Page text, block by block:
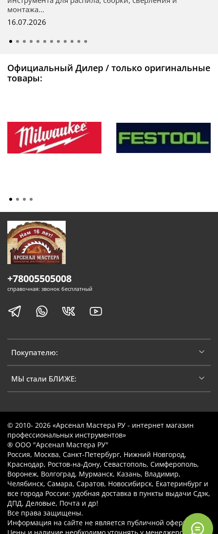
монтажа...
16.07.2026
Официальный Дилер / только оригинальные
товары:
Покупателю:
МЫ стали БЛИЖЕ:
+78005505008
справочная: звонок бесплатный
© 2010- 2026 «Арсенал Мастера РУ - интернет магазин
профессиональных инструментов»
® ООО "Арсенал Мастера РУ"
Россия, Москва, Санкт-Петербург, Нижний Новгород,
Краснодар, Ростов-на-Дону, Севастополь, Симферополь,
Воронеж, Волгоград, Мурманск, Казань, Владимир,
Челябинск, Самара, Саратов, Новосибирск, Екатеринбург и
все города России: удобная доставка в пункты выдачи Сдэк,
ДПД, Деловые, Почта и др!
Все права защищены.
Информация на сайте не является публичной офертой.